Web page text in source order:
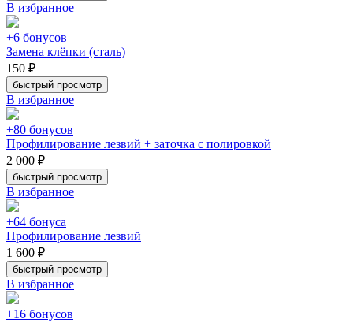
В избранное
+6 бонусов
Замена клёпки (сталь)
150 ₽
быстрый просмотр
В избранное
+80 бонусов
Профилирование лезвий + заточка с полировкой
2 000 ₽
быстрый просмотр
В избранное
+64 бонуса
Профилирование лезвий
1 600 ₽
быстрый просмотр
В избранное
+16 бонусов